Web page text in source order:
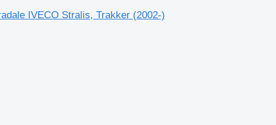
IVECO Stralis, Trakker (2002-)